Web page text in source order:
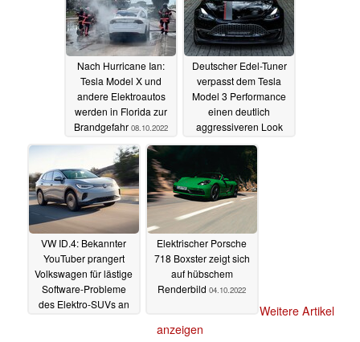
Nach Hurricane Ian:
Tesla Model X und
andere Elektroautos
werden in Florida zur
Brandgefahr 08.10.2022
Deutscher Edel-Tuner
verpasst dem Tesla
Model 3 Performance
einen deutlich
aggressiveren Look
07.10.2022
VW ID.4: Bekannter
YouTuber prangert
Volkswagen für lästige
Software-Probleme
des Elektro-SUVs an
Elektrischer Porsche
718 Boxster zeigt sich
auf hübschem
Renderbild 04.10.2022
Weitere Artikel
anzeigen